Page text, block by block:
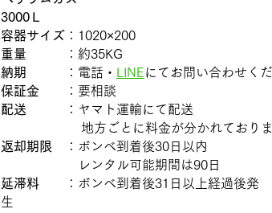
​3000Ｌ
容器サイズ ：1020×200
重量 ：約35KG
納期
：電話・ LINEにてお問い合わせくだ
保証金 ：要相談
配送
：ヤマト運輸にて配送
地方ごとに料金が分かれておりますの
返却期限 ：ボンベ到着後30日以
レンタル可能期間は90日
延滞料 ：ボンベ到着後31日以上経過後発
生